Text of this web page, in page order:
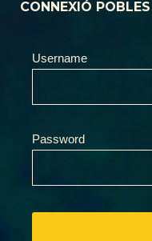
CONNEXIÓ POBLES
Username
Password